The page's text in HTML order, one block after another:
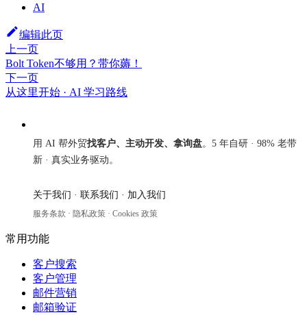
AI
编辑此页
上一页
Bolt Token不够用？带你薅！
下一页
从这里开始 · AI 学习路线
用 AI 帮外贸找客户、主动开发、拿询盘。5 年自研 · 98% 老带
新 · 真实业务驱动。
关于我们 · 联系我们 · 加入我们
服务条款 · 隐私政策 · Cookies 政策
常用功能
客户搜索
客户管理
邮件营销
邮箱验证